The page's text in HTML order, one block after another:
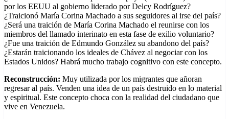
por los EEUU al gobierno liderado por Delcy Rodríguez?
¿Traicionó María Corina Machado a sus seguidores al irse del país?
¿Será una traición de María Corina Machado el reunirse con los
miembros del llamado interinato en esta fase de exilio voluntario?
¿Fue una traición de Edmundo González su abandono del país?
¿Estarán traicionando los ideales de Chávez al negociar con los
Estados Unidos? Habrá mucho trabajo cognitivo con este concepto.
Reconstrucción: Muy utilizada por los migrantes que añoran
regresar al país. Venden una idea de un país destruido en lo material
y espiritual. Este concepto choca con la realidad del ciudadano que
vive en Venezuela.